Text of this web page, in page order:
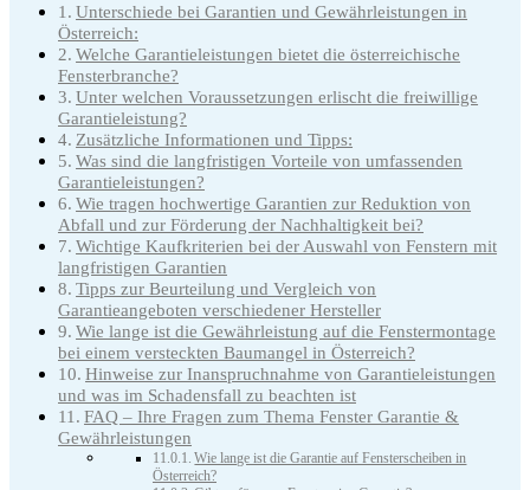
Unterschiede bei Garantien und Gewährleistungen in
Österreich:
Welche Garantieleistungen bietet die österreichische
Fensterbranche?
Unter welchen Voraussetzungen erlischt die freiwillige
Garantieleistung?
Zusätzliche Informationen und Tipps:
Was sind die langfristigen Vorteile von umfassenden
Garantieleistungen?
Wie tragen hochwertige Garantien zur Reduktion von
Abfall und zur Förderung der Nachhaltigkeit bei?
Wichtige Kaufkriterien bei der Auswahl von Fenstern mit
langfristigen Garantien
Tipps zur Beurteilung und Vergleich von
Garantieangeboten verschiedener Hersteller
Wie lange ist die Gewährleistung auf die Fenstermontage
bei einem versteckten Baumangel in Österreich?
Hinweise zur Inanspruchnahme von Garantieleistungen
und was im Schadensfall zu beachten ist
FAQ – Ihre Fragen zum Thema Fenster Garantie &
Gewährleistungen
Wie lange ist die Garantie auf Fensterscheiben in
Österreich?